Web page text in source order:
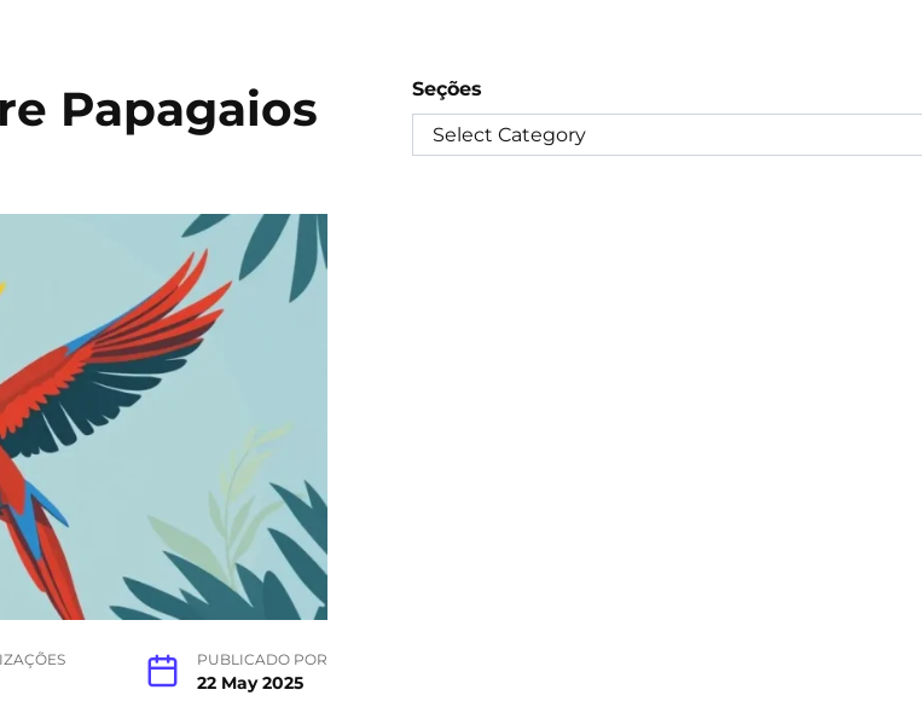
Papagaios
PUBLICADO POR
22 May 2025
Seções